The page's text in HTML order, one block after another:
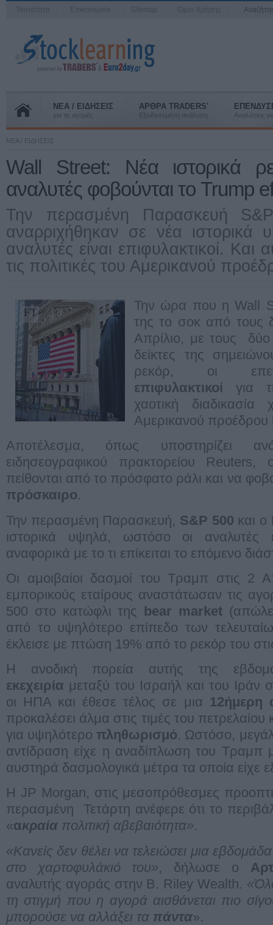
ΝΕΑ / ΕΙΔΗΣΕΙΣ
για τις αγορές
ΑΡΘΡΑ TRADERS'
Εξειδικευμένη ανάλυση Αναλύσεις
ΝΕΑ / ΕΙΔΗΣΕΙΣ
Wall Street: Νέα ιστορικά
αναλυτές φοβούνται το Trump
Την περασμένη Παρασκευή
αναρριχήθηκαν σε νέα ιστορικά
αναλυτές είναι επιφυλακτικοί. Και
τις πολιτικές του Αμερικανού
Την ώρα που η Wall
της το σοκ από τους
Απρίλιο, με τους δύο
δείκτες της
ρεκόρ, οι
επιφυλακτικοί για
χαοτική διαδικασία
Αμερικανού προέδρου
Αποτέλεσμα, όπως υποστηρίζει
ειδησεογραφικού πρακτορείου
πείθονται από το πρόσφατο ράλι και να
πρόσκαιρο.
Την περασμένη Παρασκευή, S&P 500 και ο
ιστορικά υψηλά, ωστόσο οι αναλυτές
αναφορικά με το τι επίκειται το επόμενο
Οι αμοιβαίοι δασμοί του Τραμπ στις 2
εμπορικούς εταίρους αναστάτωσαν τις
500 στο κατώφλι της bear market
από το υψηλότερο επίπεδο των
έκλεισε με πτώση 19% από το ρεκόρ του
Η ανοδική πορεία αυτής της
εκεχειρία μεταξύ του Ισραήλ και του
οι ΗΠΑ και έθεσε τέλος σε μια 12ήμερη
προκαλέσει άλμα στις τιμές του πετρελαίου
για υψηλότερο πληθωρισμό. Ωστόσο,
αντίδραση είχε η αναδίπλωση του
αυστηρά δασμολογικά μέτρα τα οποία είχε
Η JP Morgan, στις μεσοπρόθεσμες
περασμένη Τετάρτη ανέφερε ότι το
«ακραία πολιτική αβεβαιότητα».
«Κανείς δεν θέλει να τελειώσει μια
στο χαρτοφυλάκιό του», δήλωσε ο
αναλυτής αγοράς στην B. Riley Wealth.
τη στιγμή που η αγορά αισθάνεται πιο
μπορούσε να αλλάξει τα πάντα».